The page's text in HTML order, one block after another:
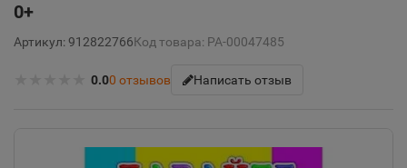
0+
Артикул: 912822766Код товара: РА-00047485
0.00 отзывов Написать отзыв